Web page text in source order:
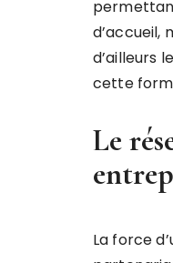
d’accueil,
d’ailleurs
cette
Le
La force